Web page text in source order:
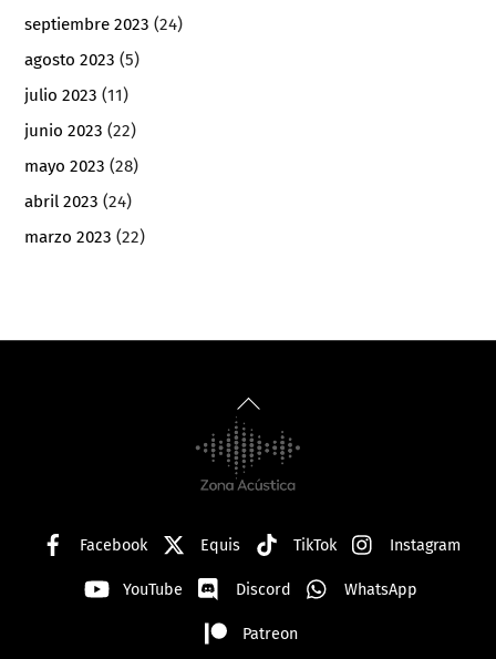
septiembre 2023 (24)
agosto 2023 (5)
julio 2023 (11)
junio 2023 (22)
mayo 2023 (28)
abril 2023 (24)
marzo 2023 (22)
Back
To
Top
Facebook Equis TikTok Instagram
YouTube Discord WhatsApp
Patreon